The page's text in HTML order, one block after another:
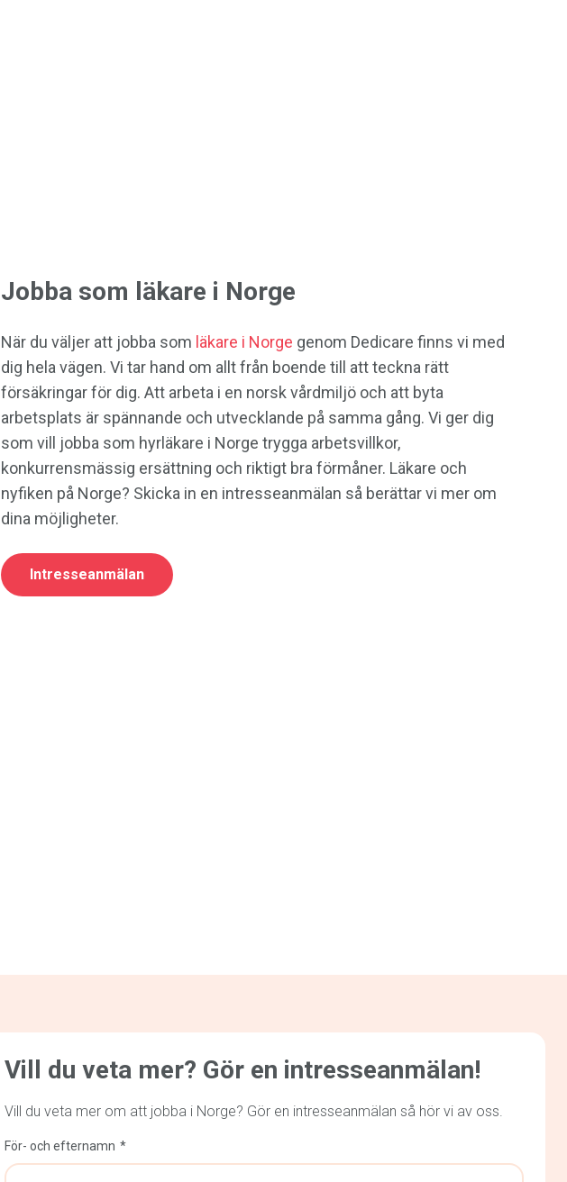
Jobba som läkare i Norge
När du väljer att jobba som läkare i Norge genom Dedicare finns vi med
dig hela vägen. Vi tar hand om allt från boende till att teckna rätt
försäkringar för dig. Att arbeta i en norsk vårdmiljö och att byta
arbetsplats är spännande och utvecklande på samma gång. Vi ger dig
som vill jobba som hyrläkare i Norge trygga arbetsvillkor,
konkurrensmässig ersättning och riktigt bra förmåner. Läkare och
nyfiken på Norge? Skicka in en intresseanmälan så berättar vi mer om
dina möjligheter.
Intresseanmälan
Vill du veta mer? Gör en intresseanmälan!
Vill du veta mer om att jobba i Norge? Gör en intresseanmälan så hör vi av oss.
För- och efternamn